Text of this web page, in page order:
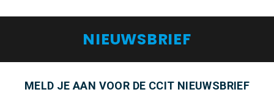
NIEUWSBRIEF
MELD JE AAN VOOR DE CCIT NIEUWSBRIEF